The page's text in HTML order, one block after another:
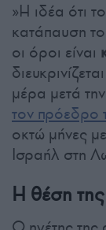
»Η ιδέα ότι
κατάπαυση
οι όροι είναι
μέρα μετά την
τον πρόεδρο
οκτώ μήνες
Ισραήλ στη
Η θέση της